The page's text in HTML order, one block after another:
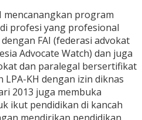
mencanangkan program
profesi yang profesional
FAI (federasi advokat
Advocate Watch) dan juga
dan paralegal bersertifikat
KH dengan izin diknas
2013 juga membuka
ikut pendidikan di kancah